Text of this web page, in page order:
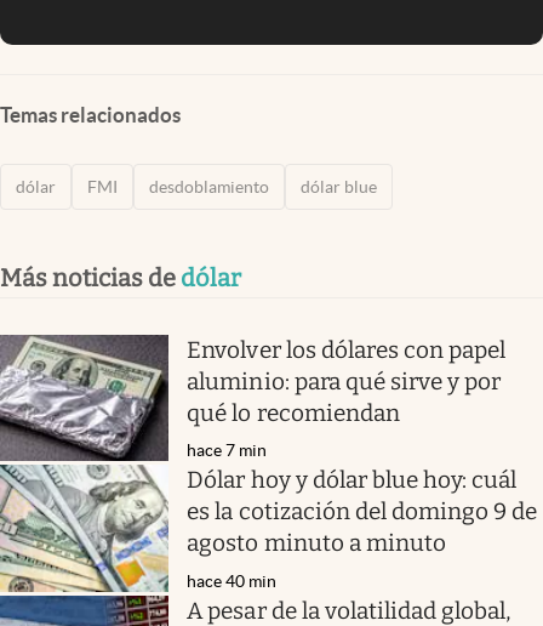
Temas relacionados
dólar FMI desdoblamiento dólar blue
Más noticias de dólar
Envolver los dólares con papel
aluminio: para qué sirve y por
qué lo recomiendan
hace 7 min
Dólar hoy y dólar blue hoy: cuál
es la cotización del domingo 9 de
agosto minuto a minuto
hace 40 min
A pesar de la volatilidad global,